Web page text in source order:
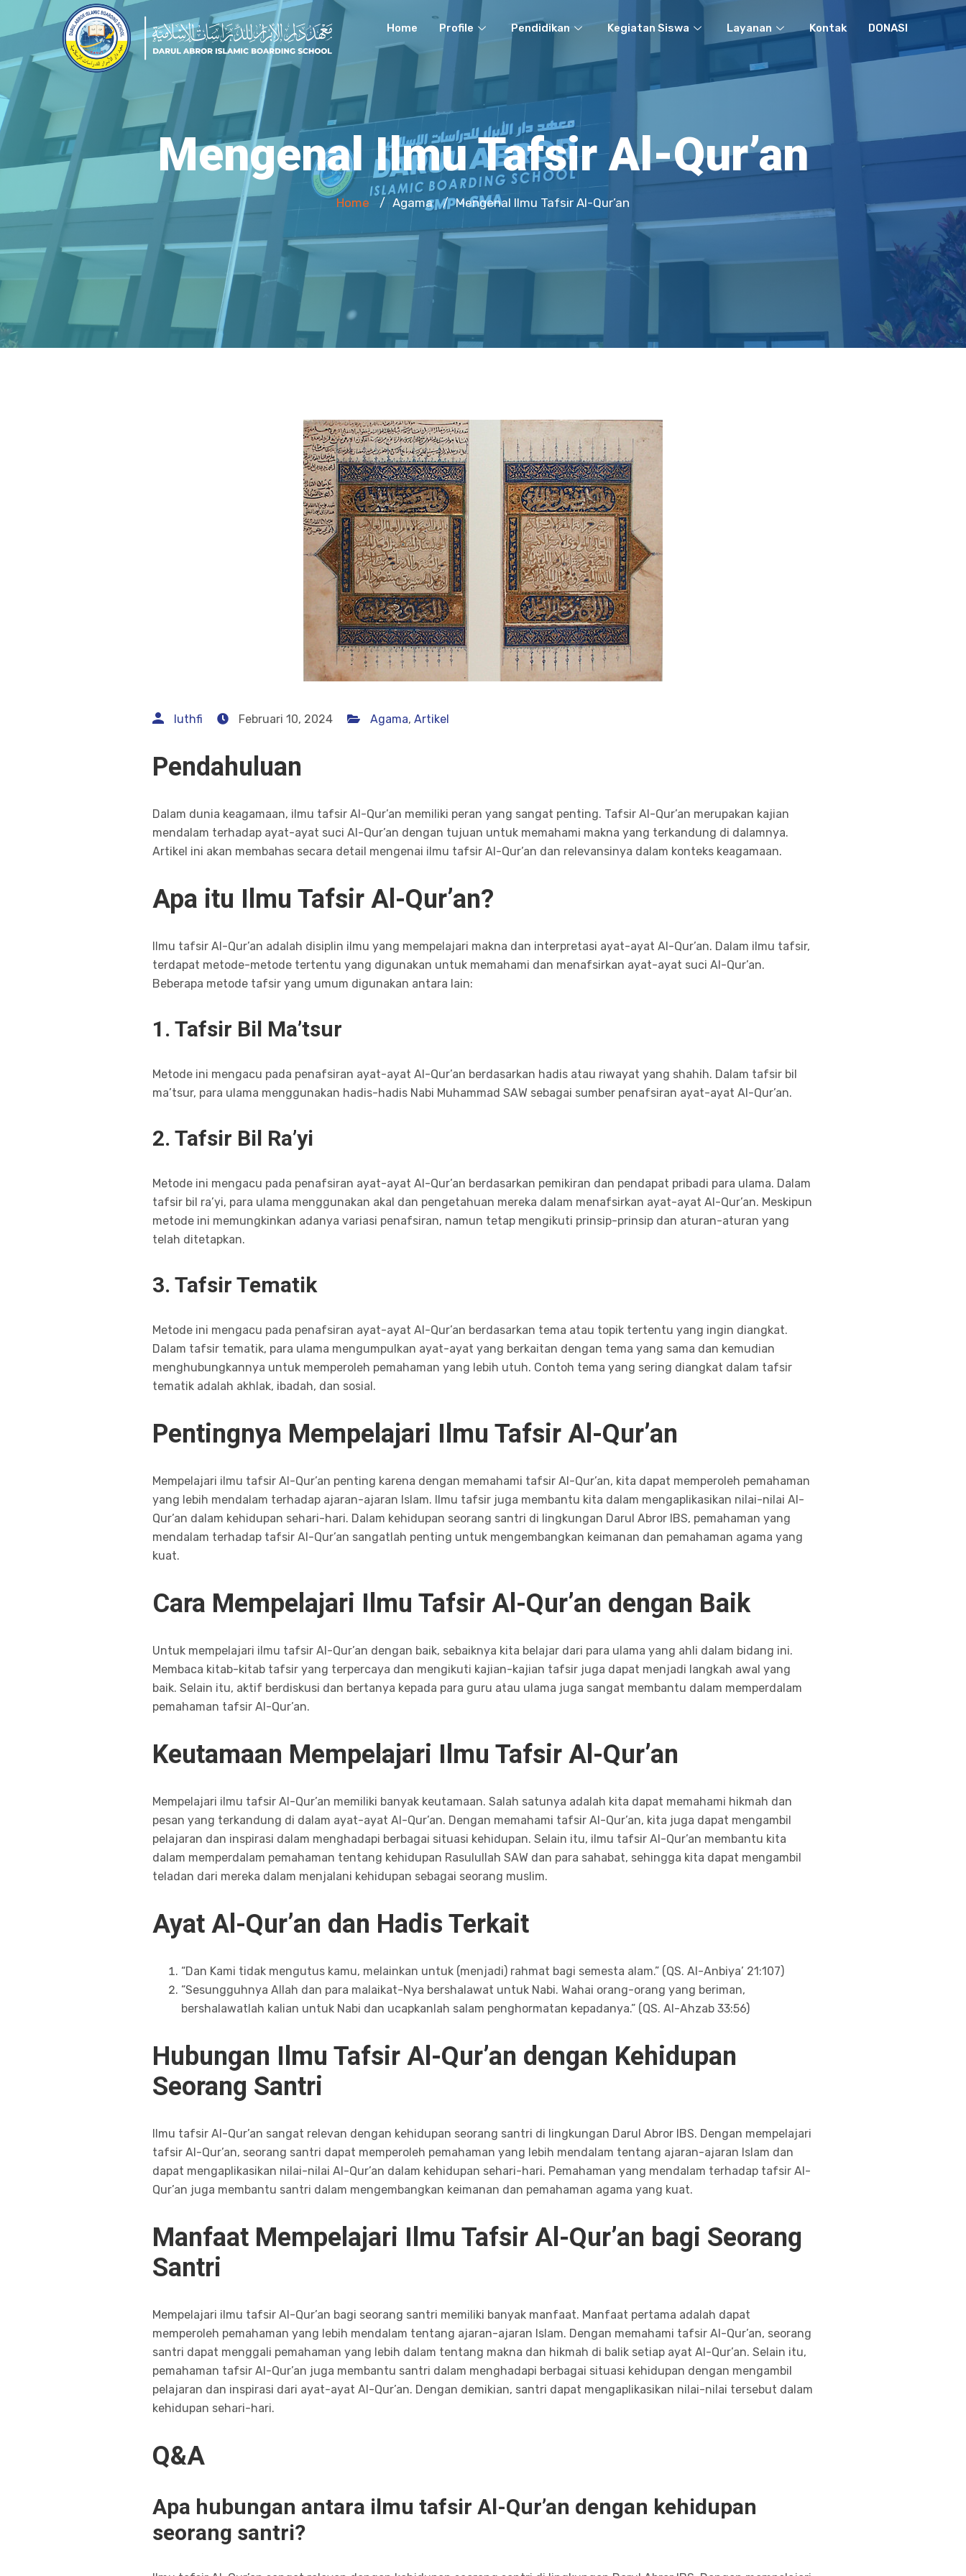
Home Profile Pendidikan Kegiatan Siswa Layanan Kontak DONASI
Mengenal Ilmu Tafsir Al-Qur’an
Home / Agama / Mengenal Ilmu Tafsir Al-Qur’an
luthfi Februari 10, 2024 Agama, Artikel
Pendahuluan
Dalam dunia keagamaan, ilmu tafsir Al-Qur’an memiliki peran yang sangat penting. Tafsir Al-Qur’an merupakan kajian
mendalam terhadap ayat-ayat suci Al-Qur’an dengan tujuan untuk memahami makna yang terkandung di dalamnya.
Artikel ini akan membahas secara detail mengenai ilmu tafsir Al-Qur’an dan relevansinya dalam konteks keagamaan.
Apa itu Ilmu Tafsir Al-Qur’an?
Ilmu tafsir Al-Qur’an adalah disiplin ilmu yang mempelajari makna dan interpretasi ayat-ayat Al-Qur’an. Dalam ilmu tafsir,
terdapat metode-metode tertentu yang digunakan untuk memahami dan menafsirkan ayat-ayat suci Al-Qur’an.
Beberapa metode tafsir yang umum digunakan antara lain:
1. Tafsir Bil Ma’tsur
Metode ini mengacu pada penafsiran ayat-ayat Al-Qur’an berdasarkan hadis atau riwayat yang shahih. Dalam tafsir bil
ma’tsur, para ulama menggunakan hadis-hadis Nabi Muhammad SAW sebagai sumber penafsiran ayat-ayat Al-Qur’an.
2. Tafsir Bil Ra’yi
Metode ini mengacu pada penafsiran ayat-ayat Al-Qur’an berdasarkan pemikiran dan pendapat pribadi para ulama. Dalam
tafsir bil ra’yi, para ulama menggunakan akal dan pengetahuan mereka dalam menafsirkan ayat-ayat Al-Qur’an. Meskipun
metode ini memungkinkan adanya variasi penafsiran, namun tetap mengikuti prinsip-prinsip dan aturan-aturan yang
telah ditetapkan.
3. Tafsir Tematik
Metode ini mengacu pada penafsiran ayat-ayat Al-Qur’an berdasarkan tema atau topik tertentu yang ingin diangkat.
Dalam tafsir tematik, para ulama mengumpulkan ayat-ayat yang berkaitan dengan tema yang sama dan kemudian
menghubungkannya untuk memperoleh pemahaman yang lebih utuh. Contoh tema yang sering diangkat dalam tafsir
tematik adalah akhlak, ibadah, dan sosial.
Pentingnya Mempelajari Ilmu Tafsir Al-Qur’an
Mempelajari ilmu tafsir Al-Qur’an penting karena dengan memahami tafsir Al-Qur’an, kita dapat memperoleh pemahaman
yang lebih mendalam terhadap ajaran-ajaran Islam. Ilmu tafsir juga membantu kita dalam mengaplikasikan nilai-nilai Al-
Qur’an dalam kehidupan sehari-hari. Dalam kehidupan seorang santri di lingkungan Darul Abror IBS, pemahaman yang
mendalam terhadap tafsir Al-Qur’an sangatlah penting untuk mengembangkan keimanan dan pemahaman agama yang
kuat.
Cara Mempelajari Ilmu Tafsir Al-Qur’an dengan Baik
Untuk mempelajari ilmu tafsir Al-Qur’an dengan baik, sebaiknya kita belajar dari para ulama yang ahli dalam bidang ini.
Membaca kitab-kitab tafsir yang terpercaya dan mengikuti kajian-kajian tafsir juga dapat menjadi langkah awal yang
baik. Selain itu, aktif berdiskusi dan bertanya kepada para guru atau ulama juga sangat membantu dalam memperdalam
pemahaman tafsir Al-Qur’an.
Keutamaan Mempelajari Ilmu Tafsir Al-Qur’an
Mempelajari ilmu tafsir Al-Qur’an memiliki banyak keutamaan. Salah satunya adalah kita dapat memahami hikmah dan
pesan yang terkandung di dalam ayat-ayat Al-Qur’an. Dengan memahami tafsir Al-Qur’an, kita juga dapat mengambil
pelajaran dan inspirasi dalam menghadapi berbagai situasi kehidupan. Selain itu, ilmu tafsir Al-Qur’an membantu kita
dalam memperdalam pemahaman tentang kehidupan Rasulullah SAW dan para sahabat, sehingga kita dapat mengambil
teladan dari mereka dalam menjalani kehidupan sebagai seorang muslim.
Ayat Al-Qur’an dan Hadis Terkait
“Dan Kami tidak mengutus kamu, melainkan untuk (menjadi) rahmat bagi semesta alam.” (QS. Al-Anbiya’ 21:107)
“Sesungguhnya Allah dan para malaikat-Nya bershalawat untuk Nabi. Wahai orang-orang yang beriman,
bershalawatlah kalian untuk Nabi dan ucapkanlah salam penghormatan kepadanya.” (QS. Al-Ahzab 33:56)
Hubungan Ilmu Tafsir Al-Qur’an dengan Kehidupan
Seorang Santri
Ilmu tafsir Al-Qur’an sangat relevan dengan kehidupan seorang santri di lingkungan Darul Abror IBS. Dengan mempelajari
tafsir Al-Qur’an, seorang santri dapat memperoleh pemahaman yang lebih mendalam tentang ajaran-ajaran Islam dan
dapat mengaplikasikan nilai-nilai Al-Qur’an dalam kehidupan sehari-hari. Pemahaman yang mendalam terhadap tafsir Al-
Qur’an juga membantu santri dalam mengembangkan keimanan dan pemahaman agama yang kuat.
Manfaat Mempelajari Ilmu Tafsir Al-Qur’an bagi Seorang
Santri
Mempelajari ilmu tafsir Al-Qur’an bagi seorang santri memiliki banyak manfaat. Manfaat pertama adalah dapat
memperoleh pemahaman yang lebih mendalam tentang ajaran-ajaran Islam. Dengan memahami tafsir Al-Qur’an, seorang
santri dapat menggali pemahaman yang lebih dalam tentang makna dan hikmah di balik setiap ayat Al-Qur’an. Selain itu,
pemahaman tafsir Al-Qur’an juga membantu santri dalam menghadapi berbagai situasi kehidupan dengan mengambil
pelajaran dan inspirasi dari ayat-ayat Al-Qur’an. Dengan demikian, santri dapat mengaplikasikan nilai-nilai tersebut dalam
kehidupan sehari-hari.
Q&A
Apa hubungan antara ilmu tafsir Al-Qur’an dengan kehidupan
seorang santri?